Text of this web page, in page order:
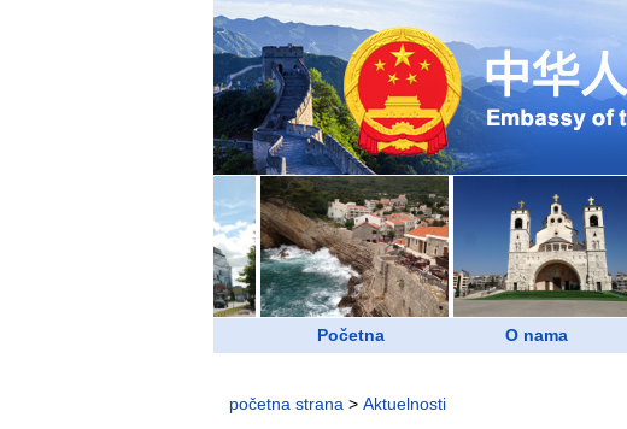
Početna O nama
početna strana > Aktuelnosti